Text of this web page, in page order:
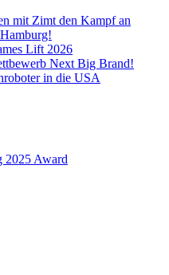
2025 Award
mit Zimt den Kampf an
Lift 2026
Next Big Brand!
in die USA